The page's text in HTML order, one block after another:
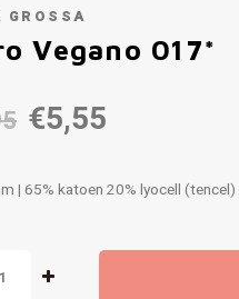
GROSSA
Vegano 017*
€5,55
| 65% katoen 20% lyocell